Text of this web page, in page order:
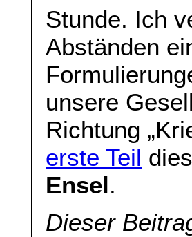
Stunde. Ich
Abständen
unsere
Richtung
erste Teil
Ensel.
Dieser